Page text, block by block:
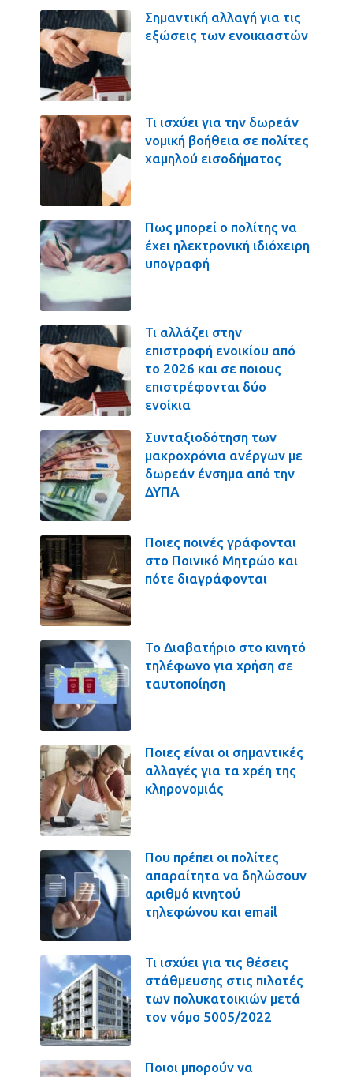
Σημαντική αλλαγή για τις
εξώσεις των ενοικιαστών
Τι ισχύει για την δωρεάν
νομική βοήθεια σε πολίτες
χαμηλού εισοδήματος
Πως μπορεί ο πολίτης να
έχει ηλεκτρονική ιδιόχειρη
υπογραφή
Τι αλλάζει στην
επιστροφή ενοικίου από
το 2026 και σε ποιους
επιστρέφονται δύο
ενοίκια
Συνταξιοδότηση των
μακροχρόνια ανέργων με
δωρεάν ένσημα από την
ΔΥΠΑ
Ποιες ποινές γράφονται
στο Ποινικό Μητρώο και
πότε διαγράφονται
Το Διαβατήριο στο κινητό
τηλέφωνο για χρήση σε
ταυτοποίηση
Ποιες είναι οι σημαντικές
αλλαγές για τα χρέη της
κληρονομιάς
Που πρέπει οι πολίτες
απαραίτητα να δηλώσουν
αριθμό κινητού
τηλεφώνου και email
Τι ισχύει για τις θέσεις
στάθμευσης στις πιλοτές
των πολυκατοικιών μετά
τον νόμο 5005/2022
Ποιοι μπορούν να